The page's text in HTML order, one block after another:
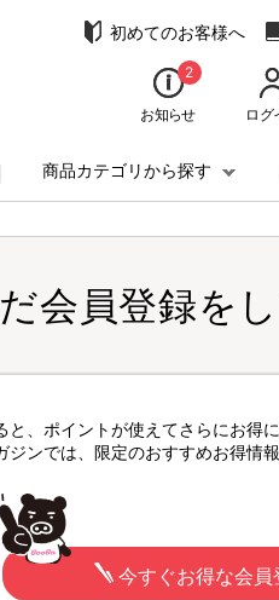
初めてのお客様へ
2
お知らせ ログ
商品カテゴリから探す
会員登録を
と、ポイントが使えてさらにお得
ジンでは、限定のおすすめお得情
今すぐお得な会員